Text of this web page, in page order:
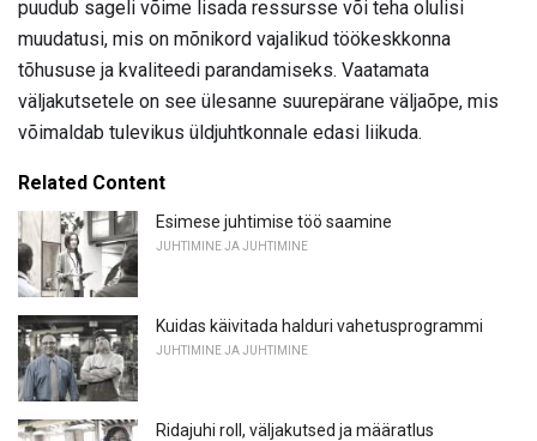
puudub sageli võime lisada ressursse või teha olulisi
muudatusi, mis on mõnikord vajalikud töökeskkonna
tõhususe ja kvaliteedi parandamiseks. Vaatamata
väljakutsetele on see ülesanne suurepärane väljaõpe, mis
võimaldab tulevikus üldjuhtkonnale edasi liikuda.
Related Content
Esimese juhtimise töö saamine
JUHTIMINE JA JUHTIMINE
Kuidas käivitada halduri vahetusprogrammi
JUHTIMINE JA JUHTIMINE
Ridajuhi roll, väljakutsed ja määratlus